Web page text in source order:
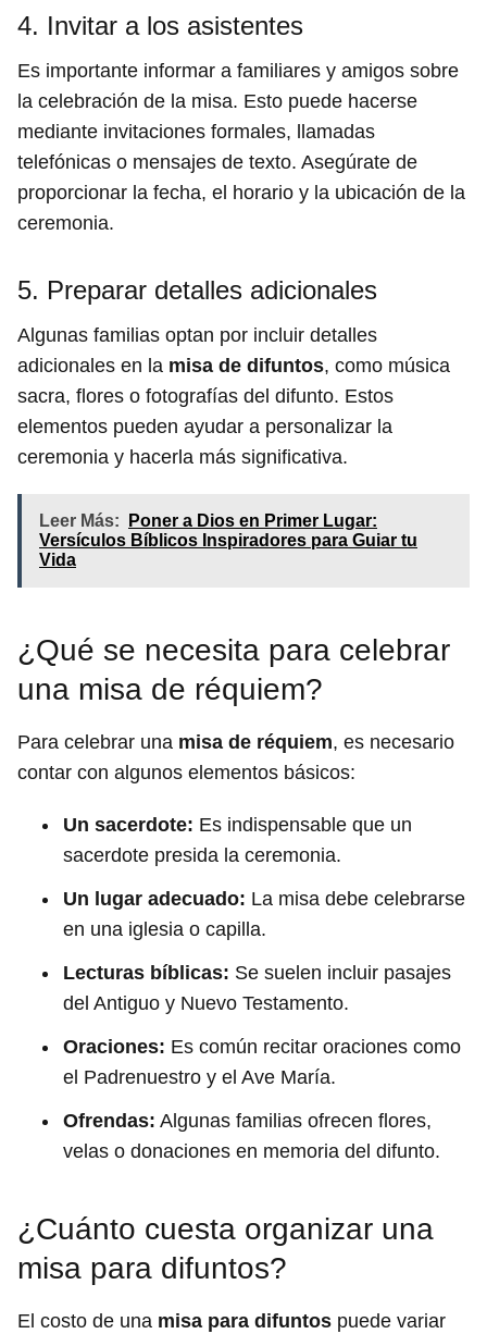
4. Invitar a los asistentes
Es importante informar a familiares y amigos sobre
la celebración de la misa. Esto puede hacerse
mediante invitaciones formales, llamadas
telefónicas o mensajes de texto. Asegúrate de
proporcionar la fecha, el horario y la ubicación de la
ceremonia.
5. Preparar detalles adicionales
Algunas familias optan por incluir detalles
adicionales en la misa de difuntos, como música
sacra, flores o fotografías del difunto. Estos
elementos pueden ayudar a personalizar la
ceremonia y hacerla más significativa.
Leer Más:
Poner a Dios en Primer Lugar:
Versículos Bíblicos Inspiradores para Guiar tu
Vida
¿Qué se necesita para celebrar
una misa de réquiem?
Para celebrar una misa de réquiem, es necesario
contar con algunos elementos básicos:
Un sacerdote: Es indispensable que un
sacerdote presida la ceremonia.
Un lugar adecuado: La misa debe celebrarse
en una iglesia o capilla.
Lecturas bíblicas: Se suelen incluir pasajes
del Antiguo y Nuevo Testamento.
Oraciones: Es común recitar oraciones como
el Padrenuestro y el Ave María.
Ofrendas: Algunas familias ofrecen flores,
velas o donaciones en memoria del difunto.
¿Cuánto cuesta organizar una
misa para difuntos?
El costo de una misa para difuntos puede variar